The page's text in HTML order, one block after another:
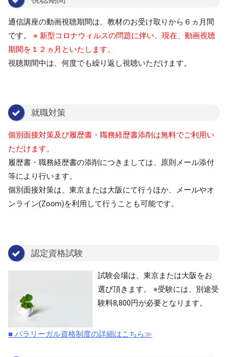
通信講座の動画視聴期間は、教材のお受け取りから６ヵ月間
です。 ※ 新型コロナウィルスの問題に伴い、現在、動画視聴
期間を１２ヵ月といたします。
視聴期間中は、何度でも繰り返し視聴いただけます。
就職対策
個別面接対策及び履歴書・職務経歴書添削は無料でご利用い
ただけます。
履歴書・職務経歴書の添削につきましては、原則メール添付
等により行います。
個別面接対策は、東京または大阪にて行うほか、メールやオ
ンライン(Zoom)を利用して行うことも可能です。
認定資格試験
試験会場は、東京または大阪をお
選び頂きます。 ※受験には、別途受
験料8,800円が必要となります。
■ パラリーガル資格制度の詳細はこちら≫